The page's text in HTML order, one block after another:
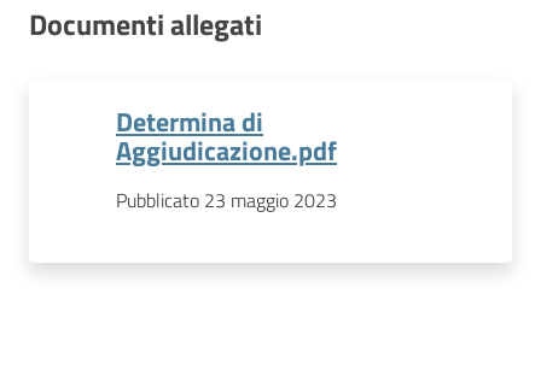
Documenti allegati
Determina di
Aggiudicazione.pdf
Pubblicato 23 maggio 2023